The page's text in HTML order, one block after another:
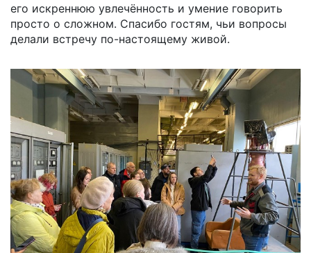
его искреннюю увлечённость и умение говорить
просто о сложном. Спасибо гостям, чьи вопросы
делали встречу по-настоящему живой.